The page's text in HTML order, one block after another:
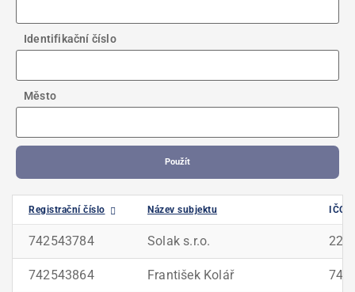
Identifikační číslo
Město
Použít
Registrační číslo Název subjektu IČO
742543784 Solak s.r.o.
742543864 František Kolář